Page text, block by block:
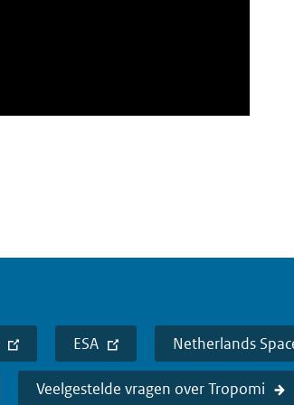
ESA Netherlands
Veelgestelde vragen over Tropomi